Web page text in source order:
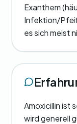
Exanthem
Infektion/
es sich meist
Amoxicillin ist
wird generell